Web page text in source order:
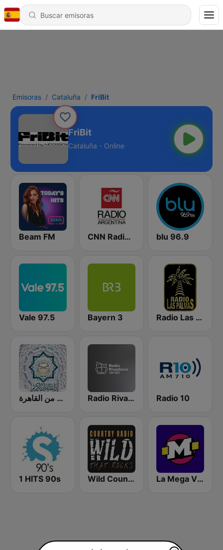
Emisoras Cataluña FriBit
FriBit
Cataluña - Online
Beam FM CNN Radio Argentina blu 96.9
Vale 97.5 Bayern 3 Radio Las Palmas
إذاعة القرآن الكريم من القاهرة Radio Rivadavia 630 AM Radio 10
1 HITS 90s Wild Country Music Radio La Mega Villavicencio